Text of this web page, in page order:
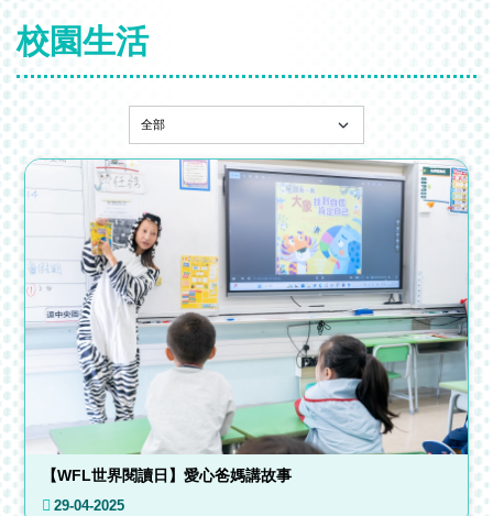
校園生活
【WFL世界閱讀日】愛心爸媽講故事
29-04-2025